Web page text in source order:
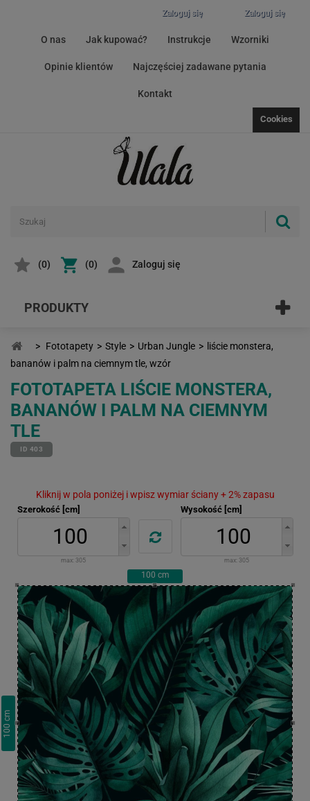
Zaloguj się
Zaloguj się
O nas Jak kupować? Instrukcje Wzorniki
Opinie klientów Najczęściej zadawane pytania
Kontakt
Cookies
(0) (0) Zaloguj się
PRODUKTY
> Fototapety > Style > Urban Jungle > liście monstera,
bananów i palm na ciemnym tle, wzór
FOTOTAPETA LIŚCIE MONSTERA,
BANANÓW I PALM NA CIEMNYM
TLE
ID 403
Kliknij w pola poniżej i wpisz wymiar ściany + 2% zapasu
Szerokość [cm]
max: 305
Wysokość [cm]
max: 305
100 cm
100
cm